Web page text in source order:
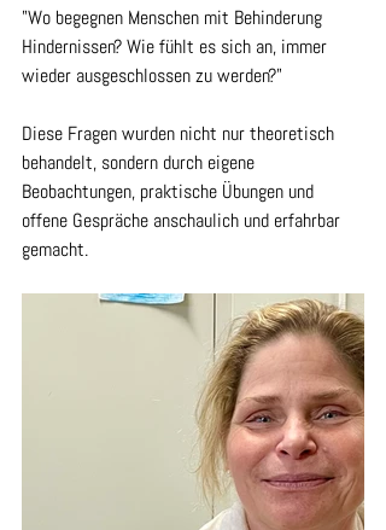
"Wo begegnen Menschen mit Behinderung
Hindernissen? Wie fühlt es sich an, immer
wieder ausgeschlossen zu werden?"
Diese Fragen wurden nicht nur theoretisch
behandelt, sondern durch eigene
Beobachtungen, praktische Übungen und
offene Gespräche anschaulich und erfahrbar
gemacht.